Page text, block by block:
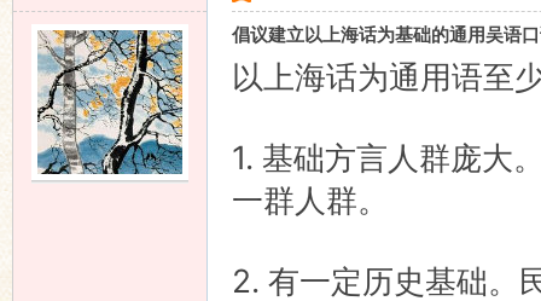
倡议建立以上海话为基础的通用吴语
以上海话为通用语至
1. 基础方言人群庞大
一群人群。
2. 有一定历史基础。